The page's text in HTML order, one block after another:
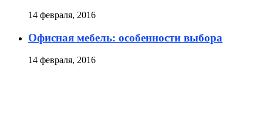
14 февраля, 2016
Офисная мебель: особенности выбора
14 февраля, 2016